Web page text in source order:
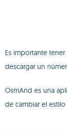
Es importante
descargar un
OsmAnd es una
de cambiar el